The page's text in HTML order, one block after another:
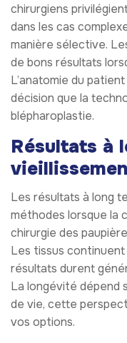
chirurgiens
dans les cas
manière sélective.
de bons résultats
L’anatomie du
décision que la
blépharoplastie.
Résultats à
Les résultats à long
méthodes lorsque la
chirurgie des
Les tissus
résultats durent
La longévité dépend
de vie, cette
vos options.